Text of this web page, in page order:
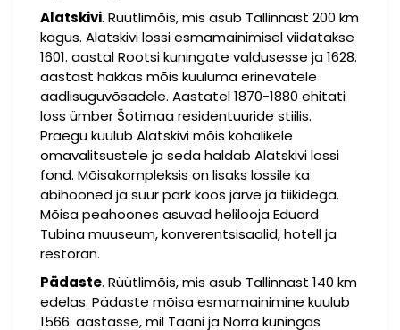
Alatskivi. Rüütlimõis, mis asub Tallinnast 200 km
kagus. Alatskivi lossi esmamainimisel viidatakse
1601. aastal Rootsi kuningate valdusesse ja 1628.
aastast hakkas mõis kuuluma erinevatele
aadlisuguvõsadele. Aastatel 1870-1880 ehitati
loss ümber Šotimaa residentuuride stiilis.
Praegu kuulub Alatskivi mõis kohalikele
omavalitsustele ja seda haldab Alatskivi lossi
fond. Mõisakompleksis on lisaks lossile ka
abihooned ja suur park koos järve ja tiikidega.
Mõisa peahoones asuvad helilooja Eduard
Tubina muuseum, konverentsisaalid, hotell ja
restoran.
Pädaste. Rüütlimõis, mis asub Tallinnast 140 km
edelas. Pädaste mõisa esmamainimine kuulub
1566. aastasse, mil Taani ja Norra kuningas